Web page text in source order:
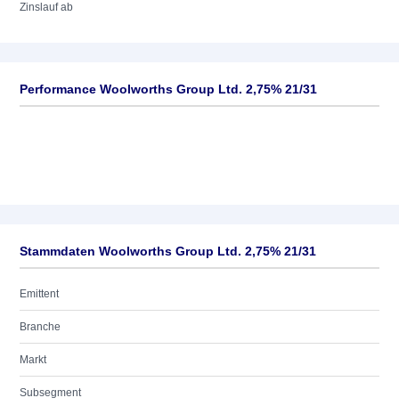
Zinslauf ab
Performance Woolworths Group Ltd. 2,75% 21/31
Stammdaten Woolworths Group Ltd. 2,75% 21/31
Emittent
Branche
Markt
Subsegment